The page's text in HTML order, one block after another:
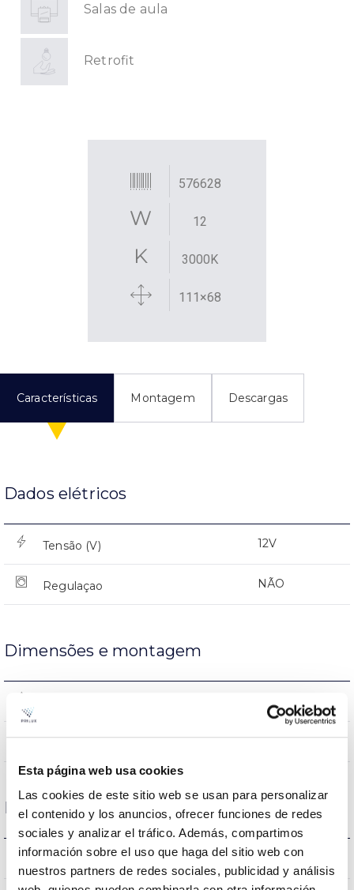
Esta página web usa cookies
Las cookies de este sitio web se usan para personalizar
el contenido y los anuncios, ofrecer funciones de redes
sociales y analizar el tráfico. Además, compartimos
información sobre el uso que haga del sitio web con
nuestros partners de redes sociales, publicidad y análisis
Salas de aula
Retrofit
576628
12
3000K
111×68
Características Montagem Descargas
Dados elétricos
Tensão (V) 12V
Regulaçao NÃO
Dimensões e montagem
NÃO
Dados ópticos
Temperatura de cor 3000K